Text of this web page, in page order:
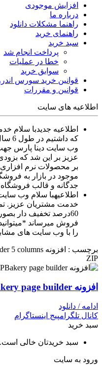
افزایش موجودی
درباره ما
راهنما مشکلات دانلود
راهنمای خرید
سبد خرید
پرداخت انجام شد
خطا در عملیات
سوابق خرید
قوانین خرید سورس
قوانین و مقررات
اطلاعیه های سایت
اطلاعیه جدیدبا سلام
که
وب سایت دینا پارس
عزیز بر این شد که
بر محصولات نرم
موجود در بازار به
جدگانه و قالب فروشگاه
اطلاعیهبا سلام وب
60درصد تخفیف دار
فروش میرساند
را با وب سایت های
برچسب : افزونه wpbakery page builder 5 columns
ZIP
افزونه WPBakery page builder
ادامه / دانلود
کانال تلگرامپیج اینستاگرام
سبد خرید
سبد خریدتان خالی است.
ورود به سایت